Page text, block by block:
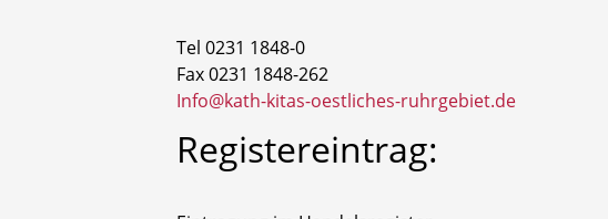
Tel 0231 1848-0
Fax 0231 1848-262
Info@kath-kitas-oestliches-ruhrgebiet.de
Registereintrag: